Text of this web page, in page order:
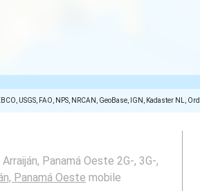
USGS, FAO, NPS, NRCAN, GeoBase, IGN, Kadaster
Panamá Oeste 2G-, 3G-,
Panamá Oeste mobile